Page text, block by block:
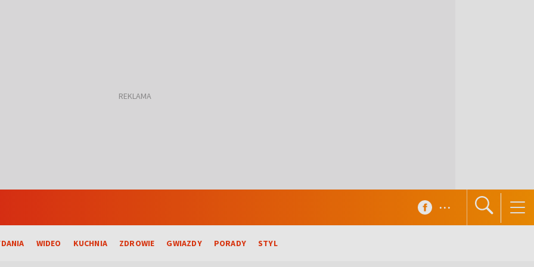
WIDEO KUCHNIA ZDROWIE GWIAZDY PORADY STYL
...